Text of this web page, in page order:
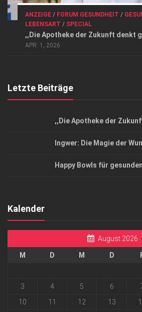
ANZEIGE / FORUM GESUNDHEIT /
LEBENSART / SPECIAL
,,Die Apotheke der Zukunft denkt
APR. 1, 2026
Letzte Beiträge
,,Die Apotheke der
Ingwer: Die Magie der
Happy Bowls für
Kalender
August 2026
M D M D
3
4 5 6
10
11 12 13